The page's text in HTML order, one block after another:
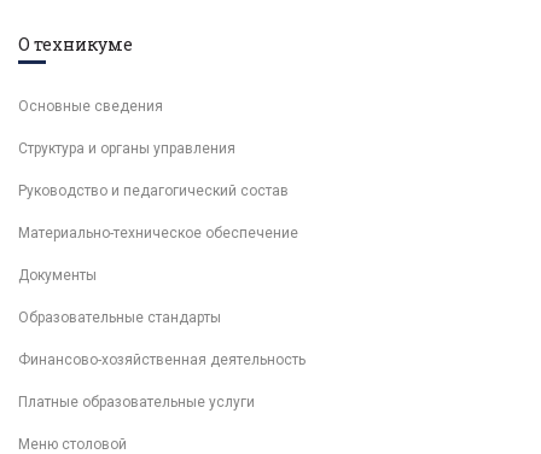
О техникуме
Основные сведения
Структура и органы управления
Руководство и педагогический состав
Материально-техническое обеспечение
Документы
Образовательные стандарты
Финансово-хозяйственная деятельность
Платные образовательные услуги
Меню столовой